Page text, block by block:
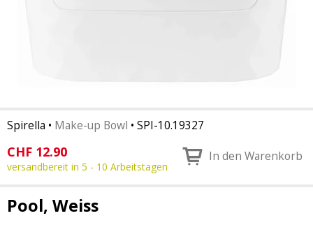
Spirella • Make-up Bowl • SPI-10.19327
CHF 12.90
versandbereit in 5 - 10 Arbeitstagen
In den Warenkorb
Pool, Weiss